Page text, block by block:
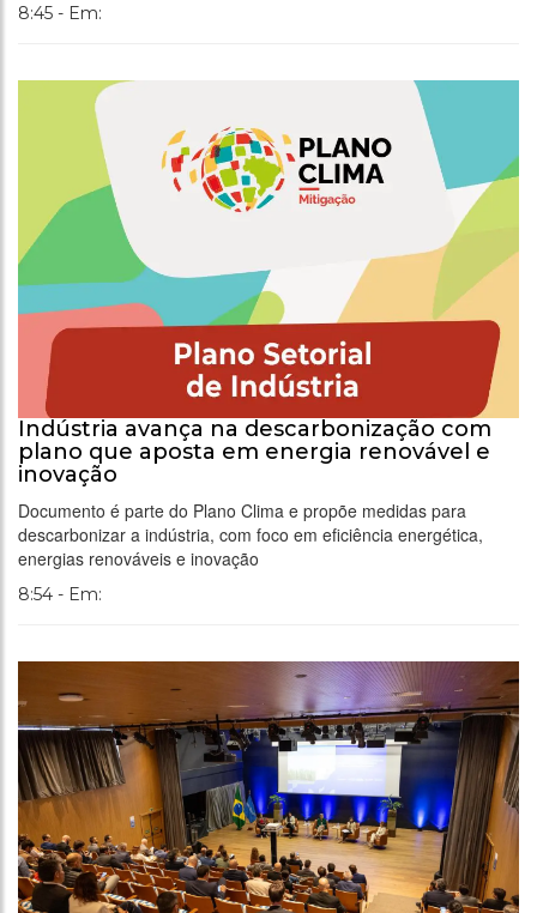
8:45 - Em:
Indústria avança na descarbonização com
plano que aposta em energia renovável e
inovação
Documento é parte do Plano Clima e propõe medidas para
descarbonizar a indústria, com foco em eficiência energética,
energias renováveis e inovação
8:54 - Em: